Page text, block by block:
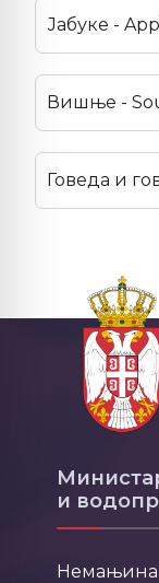
Јабуке -
Вишње -
Говеда и
и
Немањина